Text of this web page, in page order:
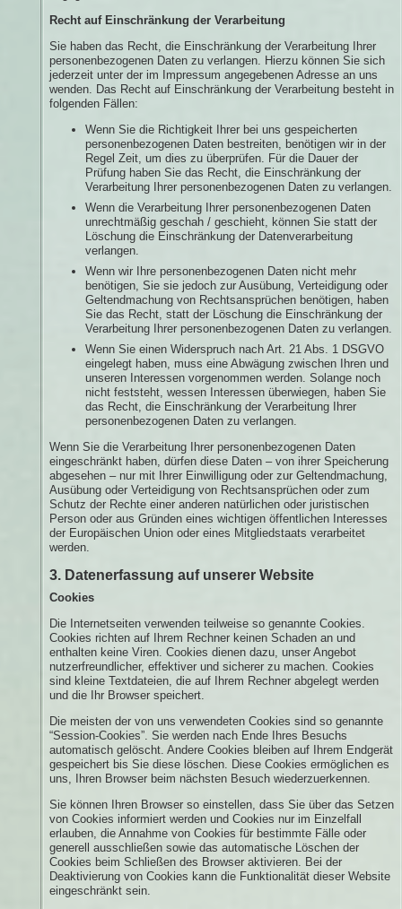
Recht auf Einschränkung der Verarbeitung
Sie haben das Recht, die Einschränkung der Verarbeitung Ihrer
personenbezogenen Daten zu verlangen. Hierzu können Sie sich
jederzeit unter der im Impressum angegebenen Adresse an uns
wenden. Das Recht auf Einschränkung der Verarbeitung besteht in
folgenden Fällen:
Wenn Sie die Richtigkeit Ihrer bei uns gespeicherten
personenbezogenen Daten bestreiten, benötigen wir in der
Regel Zeit, um dies zu überprüfen. Für die Dauer der
Prüfung haben Sie das Recht, die Einschränkung der
Verarbeitung Ihrer personenbezogenen Daten zu verlangen.
Wenn die Verarbeitung Ihrer personenbezogenen Daten
unrechtmäßig geschah / geschieht, können Sie statt der
Löschung die Einschränkung der Datenverarbeitung
verlangen.
Wenn wir Ihre personenbezogenen Daten nicht mehr
benötigen, Sie sie jedoch zur Ausübung, Verteidigung oder
Geltendmachung von Rechtsansprüchen benötigen, haben
Sie das Recht, statt der Löschung die Einschränkung der
Verarbeitung Ihrer personenbezogenen Daten zu verlangen.
Wenn Sie einen Widerspruch nach Art. 21 Abs. 1 DSGVO
eingelegt haben, muss eine Abwägung zwischen Ihren und
unseren Interessen vorgenommen werden. Solange noch
nicht feststeht, wessen Interessen überwiegen, haben Sie
das Recht, die Einschränkung der Verarbeitung Ihrer
personenbezogenen Daten zu verlangen.
Wenn Sie die Verarbeitung Ihrer personenbezogenen Daten
eingeschränkt haben, dürfen diese Daten – von ihrer Speicherung
abgesehen – nur mit Ihrer Einwilligung oder zur Geltendmachung,
Ausübung oder Verteidigung von Rechtsansprüchen oder zum
Schutz der Rechte einer anderen natürlichen oder juristischen
Person oder aus Gründen eines wichtigen öffentlichen Interesses
der Europäischen Union oder eines Mitgliedstaats verarbeitet
werden.
3. Datenerfassung auf unserer Website
Cookies
Die Internetseiten verwenden teilweise so genannte Cookies.
Cookies richten auf Ihrem Rechner keinen Schaden an und
enthalten keine Viren. Cookies dienen dazu, unser Angebot
nutzerfreundlicher, effektiver und sicherer zu machen. Cookies
sind kleine Textdateien, die auf Ihrem Rechner abgelegt werden
und die Ihr Browser speichert.
Die meisten der von uns verwendeten Cookies sind so genannte
“Session-Cookies”. Sie werden nach Ende Ihres Besuchs
automatisch gelöscht. Andere Cookies bleiben auf Ihrem Endgerät
gespeichert bis Sie diese löschen. Diese Cookies ermöglichen es
uns, Ihren Browser beim nächsten Besuch wiederzuerkennen.
Sie können Ihren Browser so einstellen, dass Sie über das Setzen
von Cookies informiert werden und Cookies nur im Einzelfall
erlauben, die Annahme von Cookies für bestimmte Fälle oder
generell ausschließen sowie das automatische Löschen der
Cookies beim Schließen des Browser aktivieren. Bei der
Deaktivierung von Cookies kann die Funktionalität dieser Website
eingeschränkt sein.